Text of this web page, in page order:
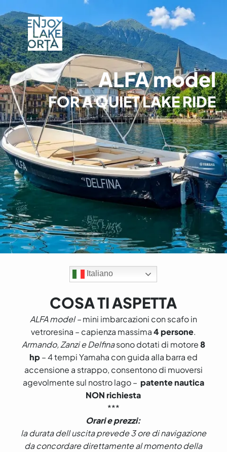
ALFA model
FOR A QUIET LAKE RIDE
Italiano
COSA TI ASPETTA
ALFA model –mini imbarcazioni con scafo in
vetroresina – capienza massima4 persone.
Armando, Zanzi e Delfinasono dotati di motore8
hp– 4 tempi Yamaha con guida alla barra ed
accensione a strappo, consentono di muoversi
agevolmente sul nostro lago – patente nautica
NON richiesta
***
Orari e prezzi:
la durata dell uscita prevede 3 ore di navigazione
da concordare direttamente al momento della